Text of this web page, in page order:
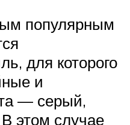
популярным
для которого
и
— серый,
этом случае